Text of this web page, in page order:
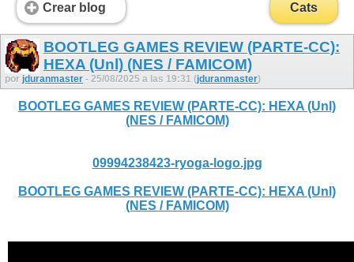
Crear blog Cats
BOOTLEG GAMES REVIEW (PARTE-CC):
HEXA (Unl) (NES / FAMICOM)
por jduranmaster - 25/08/2025 a las 19:31 (jduranmaster)
BOOTLEG GAMES REVIEW (PARTE-CC): HEXA (Unl)
(NES / FAMICOM)
09994238423-ryoga-logo.jpg
BOOTLEG GAMES REVIEW (PARTE-CC): HEXA (Unl)
(NES / FAMICOM)